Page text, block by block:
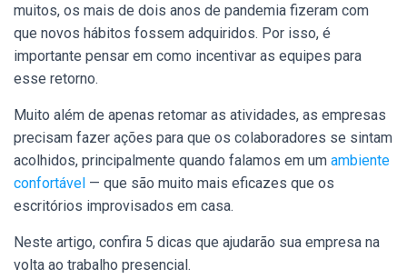
muitos, os mais de dois anos de pandemia fizeram com
que novos hábitos fossem adquiridos. Por isso, é
importante pensar em como incentivar as equipes para
esse retorno.
Muito além de apenas retomar as atividades, as empresas
precisam fazer ações para que os colaboradores se sintam
acolhidos, principalmente quando falamos em um ambiente
confortável — que são muito mais eficazes que os
escritórios improvisados em casa.
Neste artigo, confira 5 dicas que ajudarão sua empresa na
volta ao trabalho presencial.